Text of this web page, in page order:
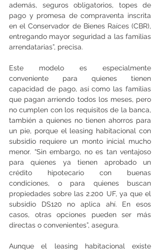
además, seguros obligatorios, topes de
pago y promesa de compraventa inscrita
en el Conservador de Bienes Raíces (CBR),
entregando mayor seguridad a las familias
arrendatarias”, precisa.
Este modelo es especialmente
conveniente para quienes tienen
capacidad de pago, así como las familias
que pagan arriendo todos los meses, pero
no cumplen con los requisitos de la banca,
también a quienes no tienen ahorros para
un pie, porque el leasing habitacional con
subsidio requiere un monto inicial mucho
menor. “Sin embargo, no es tan ventajoso
para quienes ya tienen aprobado un
crédito hipotecario con buenas
condiciones, o para quienes buscan
propiedades sobre las 2.200 UF, ya que el
subsidio DS120 no aplica ahí. En esos
casos, otras opciones pueden ser más
directas o convenientes”, asegura.
Aunque el leasing habitacional existe